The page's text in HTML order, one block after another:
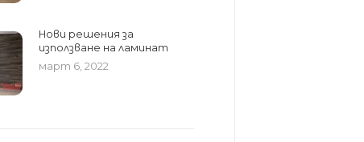
Нови решения за
използване на ламинат
март 6, 2022